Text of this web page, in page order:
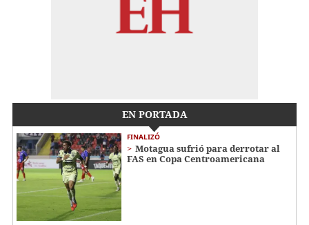
EN PORTADA
FINALIZÓ
Motagua sufrió para derrotar al
FAS en Copa Centroamericana